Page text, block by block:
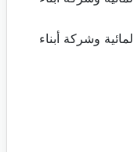
وشركة أبناء